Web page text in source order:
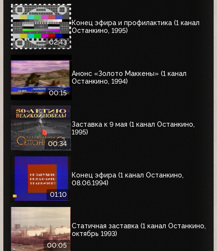
02:43
Конец эфира и профилактика (1 канал
Останкино, 1995)
00:15
Анонс «Золото Маккены» (1 канал
Останкино, 1994)
00:34
Заставка к 9 мая (1 канал Останкино,
1995)
01:10
Конец эфира (1 канал Останкино,
08.06.1994)
00:05
Статичная заставка (1 канал Останкино,
октябрь 1993)